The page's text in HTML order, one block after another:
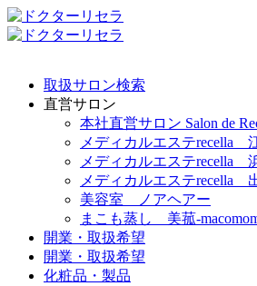
取扱サロン検索
直営サロン
本社直営サロン Salon de
メディカルエステrecella
メディカルエステrecella
メディカルエステrecella
美容室 ノアヘアー
まこも蒸し 美菰-
開業・取扱希望
開業・取扱希望
化粧品・製品